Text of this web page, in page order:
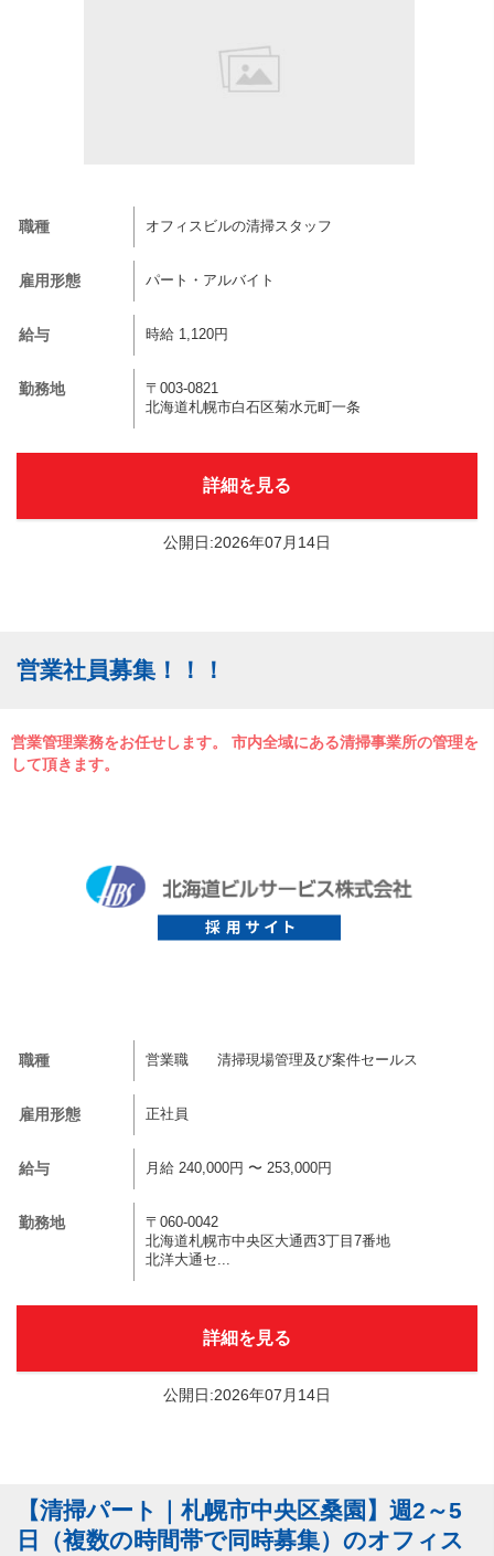
職種 オフィスビルの清掃スタッフ
雇用形態 パート・アルバイト
給与 時給 1,120円
勤務地
〒003-0821
北海道札幌市白石区菊水元町一条
詳細を見る
公開日:2026年07月14日
営業社員募集！！！
営業管理業務をお任せします。 市内全域にある清掃事業所の管理を
して頂きます。
職種 営業職 清掃現場管理及び案件セールス
雇用形態 正社員
給与 月給 240,000円 〜 253,000円
勤務地
〒060-0042
北海道札幌市中央区大通西3丁目7番地
北洋大通セ...
詳細を見る
公開日:2026年07月14日
【清掃パート｜札幌市中央区桑園】週2～5
日（複数の時間帯で同時募集）のオフィス